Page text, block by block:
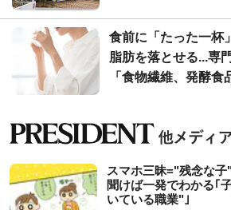
食前に「たった一杯
脂肪を落とせる...専
「食物繊維、発酵
スマホ三昧="残念な
聞けば一発でわかる｢
いている職業"｣